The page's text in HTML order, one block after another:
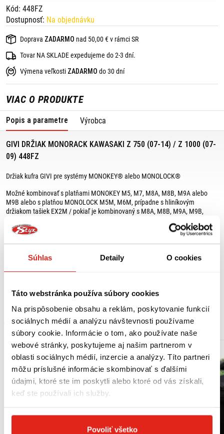
Súhlas Detaily O cookies
Táto webstránka používa súbory cookies
Na prispôsobenie obsahu a reklám, poskytovanie funkcií
sociálnych médií a analýzu návštevnosti používame
súbory cookie. Informácie o tom, ako používate naše
webové stránky, poskytujeme aj našim partnerom v
oblasti sociálnych médií, inzercie a analýzy. Títo partneri
môžu príslušné informácie skombinovať s ďalšími
údajmi, ktoré ste im poskytli alebo ktoré od vás získali,
keď ste používali ich služby.
Povoliť všetko
Kód: 448FZ
Dostupnosť: Na objednávku
Doprava ZADARMO nad 50,00 € v rámci SR
Tovar NA SKLADE expedujeme do 2-3 dní.
Výmena veľkosti ZADARMO do 30 dní
VIAC O PRODUKTE
Popis a parametre Výrobca
GIVI DRŽIAK MONORACK KAWASAKI Z 750 (07-14) / Z 1000 (07-
09) 448FZ
Držiak kufra GIVI pre systémy MONOKEY® alebo MONOLOCK®
Možné kombinovať s platňami MONOKEY M5, M7, M8A, M8B, M9A alebo
M9B alebo s platňou MONOLOCK M5M, M6M, prípadne s hliníkovým
držiakom tašiek EX2M / pokiaľ je kombinovaný s M8A, M8B, M9A, M9B,
zamykania horného kufra / je potrebné presunúť smerovky z pôvodnej
Výrobca odporúča montáž v odbornom servise.
Vhodné pre: KAWASAKI Z 750 (07-14)
MOHLO BY SA VÁM PÁČIŤ